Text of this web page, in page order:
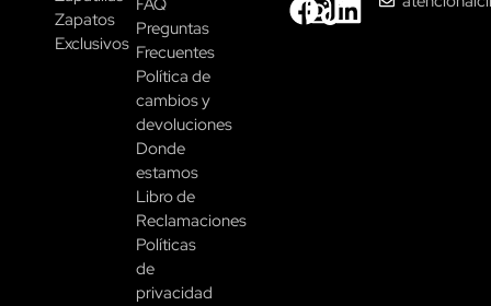
Zapatos
Exclusivos
FAQ
Preguntas
Frecuentes
Política de
cambios y
devoluciones
Donde
estamos
Libro de
Reclamaciones
Políticas
de
privacidad